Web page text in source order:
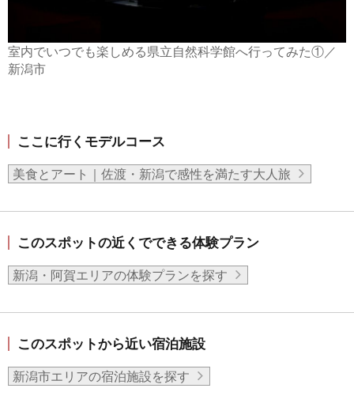
室内でいつでも楽しめる県立自然科学館へ行ってみた①／
新潟市
ここに行くモデルコース
美食とアート｜佐渡・新潟で感性を満たす大人旅
このスポットの近くでできる体験プラン
新潟・阿賀エリアの体験プランを探す
このスポットから近い宿泊施設
新潟市エリアの宿泊施設を探す